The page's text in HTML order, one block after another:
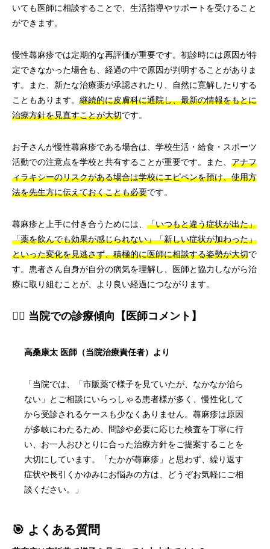
いても医師に相談することで、生活指導やサポートを受けること
ができます。
慢性蕁麻疹では定期的な再評価が重要です。初診時には原因が特
定できなかった場合も、経過の中で原因が判明することがありま
す。また、新たな治療薬が承認されたり、自然に寛解したりする
こともあります。 継続的に皮膚科に通院し、最新の情報をもとに
治療方針を見直すことが大切です。
お子さんが慢性蕁麻疹である場合は、学校生活・給食・スポーツ
活動での注意点を学校と共有することが重要です。また、 アナフ
ィラキシーのリスクがある場合は学校にエピペンを預け、使用方
法を先生方に伝えておくことも必要です。
蕁麻疹と上手に付き合うためには、 「いつもと違う症状が出た」
「薬を飲んでも効果が感じられない」「新しい症状が加わった」
といった変化を見逃さず、積極的に医師に相談する姿勢が大切で
す。患者さん自身が自分の病気を理解し、医師と協力しながら治
療に取り組むことが、より良い経過につながります。
👨‍⚕️ 当院での診療傾向【医師コメント】
高桑康太 医師（当院治療責任者）より
「当院では、「市販薬で様子を見ていたが、なかなか治ら
ない」とご相談にいらっしゃる患者様が多く、慢性化して
から受診されるケースも少なくありません。蕁麻疹は原因
が多岐にわたるため、問診や必要に応じた検査を丁寧に行
い、お一人おひとりに合った治療方針をご提案することを
大切にしています。「たかが蕁麻疹」と思わず、繰り返す
症状や長引くかゆみにお悩みの方は、どうぞお気軽にご相
談ください。」
🎯 よくある質問